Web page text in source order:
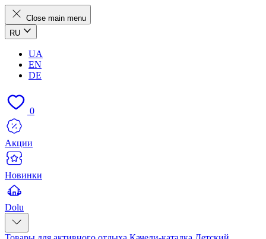
Close main menu
RU
UA
EN
DE
0
Акции
Новинки
Dolu